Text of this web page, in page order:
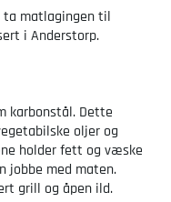
ta matlagingen til
i Anderstorp.
karbonstål. Dette
oljer og
holder fett og væske
jobbe med maten.
grill og åpen ild.